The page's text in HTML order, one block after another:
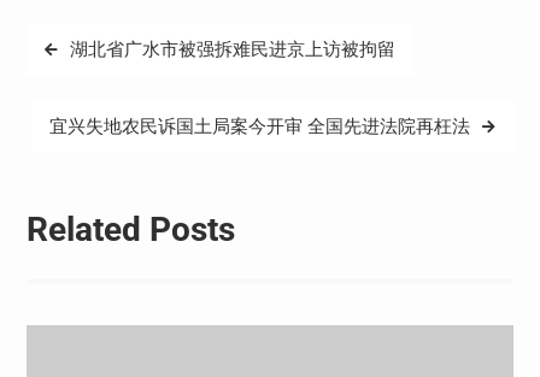
文
湖北省广水市被强拆难民进京上访被拘留
宜兴失地农民诉国土局案今开审 全国先进法院再枉法
Related Posts